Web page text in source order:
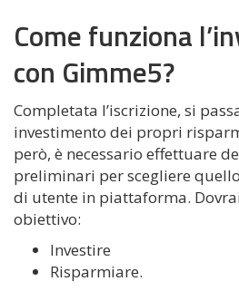
Come funziona
con Gimme5?
Completata l’iscrizione, si
investimento dei propri
però, è necessario effettuare
preliminari per scegliere
di utente in piattaforma.
obiettivo:
Investire
Risparmiare.